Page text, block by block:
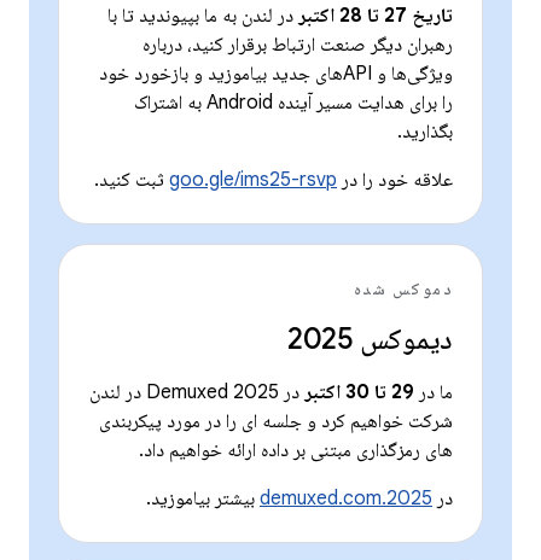
تاریخ 27 تا 28 اکتبر
در لندن به ما بپیوندید تا با
رهبران دیگر صنعت ارتباط برقرار کنید، درباره
ویژگی‌ها و APIهای جدید بیاموزید و بازخورد خود
را برای هدایت مسیر آینده Android به اشتراک
بگذارید.
علاقه خود را در goo.gle/ims25-rsvp ثبت کنید.
دموکس شده
دیموکس 2025
ما در 29 تا 30 اکتبر
در Demuxed 2025 در لندن
شرکت خواهیم کرد و جلسه ای را در مورد پیکربندی
های رمزگذاری مبتنی بر داده ارائه خواهیم داد.
در 2025.demuxed.com بیشتر بیاموزید.